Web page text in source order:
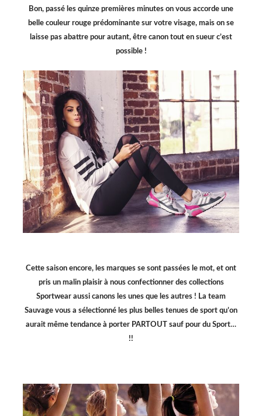
Bon, passé les quinze premières minutes on vous accorde une
belle couleur rouge prédominante sur votre visage, mais on se
laisse pas abattre pour autant, être canon tout en sueur c’est
possible !
Cette saison encore, les marques se sont passées le mot, et ont
pris un malin plaisir à nous confectionner des collections
Sportwear aussi canons les unes que les autres ! La team
Sauvage vous a sélectionné les plus belles tenues de sport qu’on
aurait même tendance à porter PARTOUT sauf pour du Sport…
!!